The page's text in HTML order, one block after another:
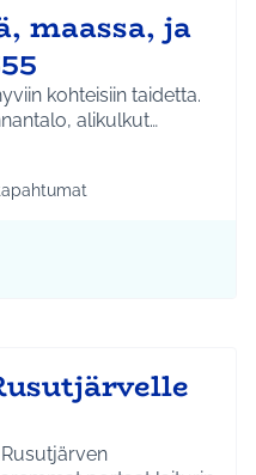
maassa, ja
kohteisiin taidetta.
alikulkut…
Koko Tuusula
teeman mukaan: Kulttuuri ja